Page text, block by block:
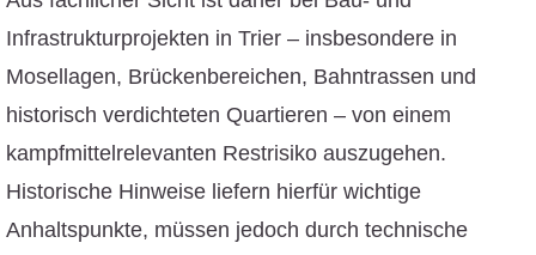
Infrastrukturprojekten in Trier – insbesondere in
Mosellagen, Brückenbereichen, Bahntrassen und
historisch verdichteten Quartieren – von einem
kampfmittelrelevanten Restrisiko auszugehen.
Historische Hinweise liefern hierfür wichtige
Anhaltspunkte, müssen jedoch durch technische